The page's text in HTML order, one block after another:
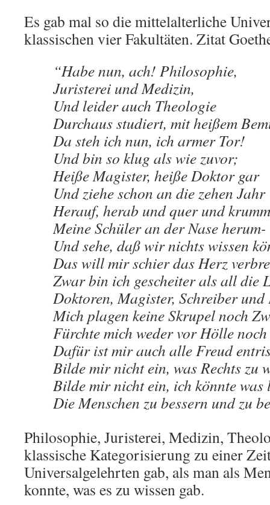
Es gab mal so die mittelalterliche
klassischen vier Fakultäten. Zitat
“Habe nun, ach! Philosophie,
Juristerei und Medizin,
Und leider auch Theologie
Durchaus studiert, mit heißem
Da steh ich nun, ich armer Tor!
Und bin so klug als wie zuvor;
Heiße Magister, heiße Doktor gar
Und ziehe schon an die zehen Jahr
Herauf, herab und quer und krumm
Meine Schüler an der Nase herum-
Und sehe, daß wir nichts wissen
Das will mir schier das Herz
Zwar bin ich gescheiter als all die
Doktoren, Magister, Schreiber
Mich plagen keine Skrupel noch
Fürchte mich weder vor Hölle
Dafür ist mir auch alle Freud
Bilde mir nicht ein, was Rechts zu
Bilde mir nicht ein, ich könnte was
Die Menschen zu bessern und zu
Philosophie, Juristerei, Medizin,
klassische Kategorisierung zu einer
Universalgelehrten gab, als man als
konnte, was es zu wissen gab.